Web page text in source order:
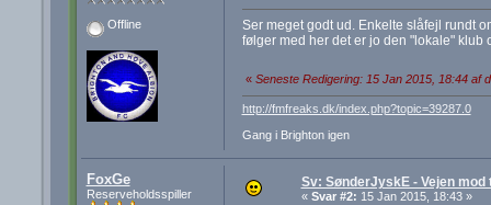
Offline
Ser meget godt ud. Enkelte slåfejl rundt
følger med her det er jo den "lokale"
« Seneste Redigering: 15 Jan 2015, 18:44 af
http://fmfreaks.dk/index.php?topic=39287.0
Gang i Brighton igen
FoxGe
Reserveholdsspiller
Sv: SønderJyskE - Vejen mod
« Svar #2: 15 Jan 2015, 18:43 »